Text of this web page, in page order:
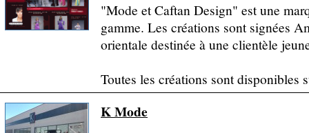
"Mode et Caftan Design" est une
gamme. Les créations sont signées
orientale destinée à une clientèle
Toutes les créations sont disponibles
K Mode